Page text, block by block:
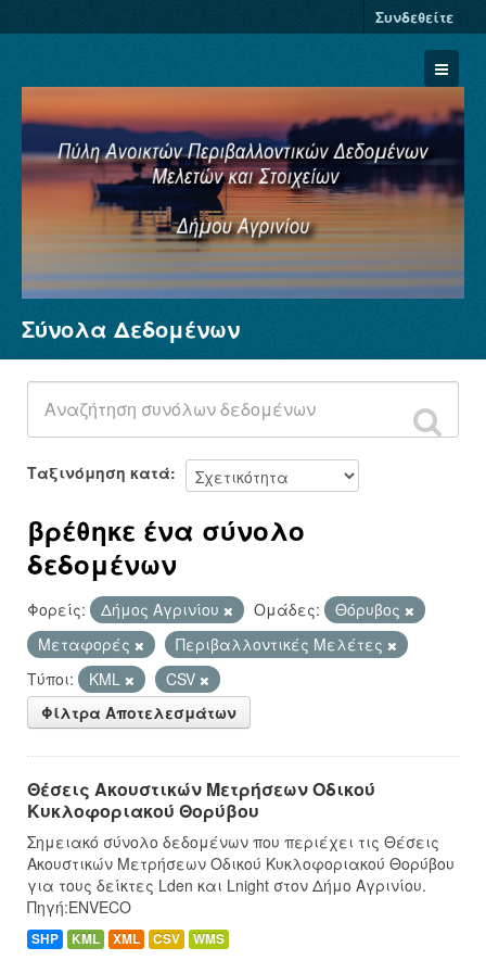
Συνδεθείτε
Σύνολα Δεδομένων
Φορείς
Ομάδες
Σχετικά
Σύνολα Δεδομένων
Ταξινόμηση κατά
βρέθηκε ένα σύνολο
δεδομένων
Φορείς: Δήμος Αγρινίου Ομάδες:
Θόρυβος
Μεταφορές
Περιβαλλοντικές Μελέτες
Τύποι:
KML
CSV
Φίλτρα Αποτελεσμάτων
Θέσεις Ακουστικών Μετρήσεων Οδικού
Κυκλοφοριακού Θορύβου
Σημειακό σύνολο δεδομένων που περιέχει τις Θέσεις
Ακουστικών Μετρήσεων Οδικού Κυκλοφοριακού Θορύβου
για τους δείκτες Lden και Lnight στον Δήμο Αγρινίου.
Πηγή:ENVECO
SHP KML XML CSV WMS